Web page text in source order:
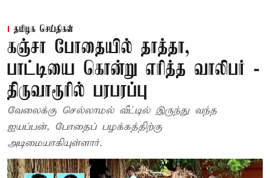
தமிழக செய்திகள்
கஞ்சா போதையில் தாத்தா,
பாட்டியை கொன்று எரித்த வாலிபர் -
திருவாரூரில் பரபரப்பு
வேலைக்கு செல்லாமல் வீட்டில் இருந்து வந்த
ஐயப்பன், போதைப் பழக்கத்திற்கு
அடிமையாகியுள்ளார்.